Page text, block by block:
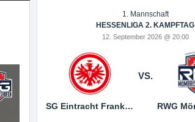
1. Mannschaft
HESSENLIGA 2. KAMPFTAG
12. September 2026 @ 20:00
SG Eintracht Frankfurt
VS.